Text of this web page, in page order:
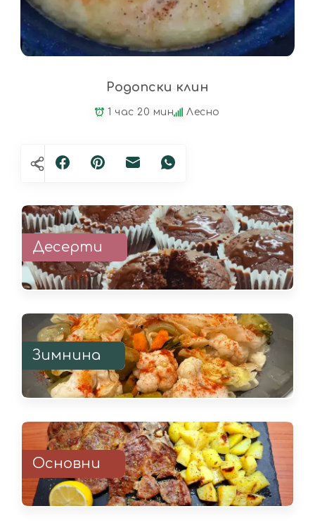
Родопски клин
1 час 20 мин Лесно
Десерти
Зимнина
Основни